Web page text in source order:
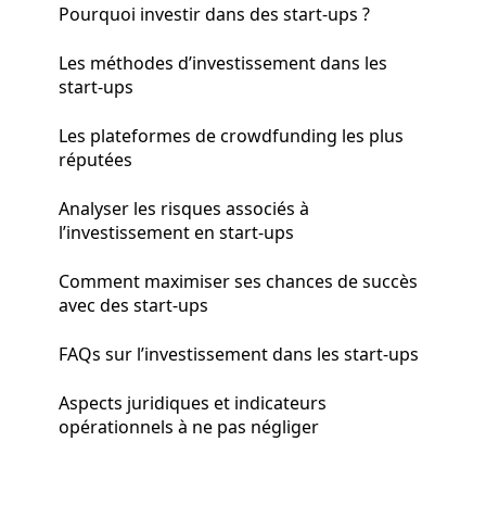
Pourquoi investir dans des start-ups ?
Les méthodes d’investissement dans les
start-ups
Les plateformes de crowdfunding les plus
réputées
Analyser les risques associés à
l’investissement en start-ups
Comment maximiser ses chances de succès
avec des start-ups
FAQs sur l’investissement dans les start-ups
Aspects juridiques et indicateurs
opérationnels à ne pas négliger